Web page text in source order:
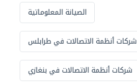
الصيانة المعلوماتية
شركات أنظمة الاتصالات في طرابلس
شركات أنظمة الاتصالات في بنغازي